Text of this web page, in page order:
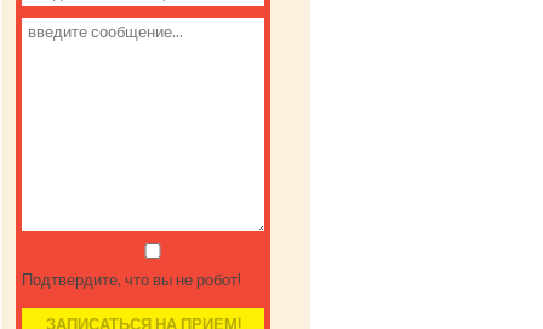
Подтвердите, что вы не робот!